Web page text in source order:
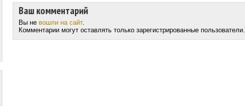
Ваш комментарий
Вы не вошли на сайт.
Комментарии могут оставлять только зарегистрированные пользователи.